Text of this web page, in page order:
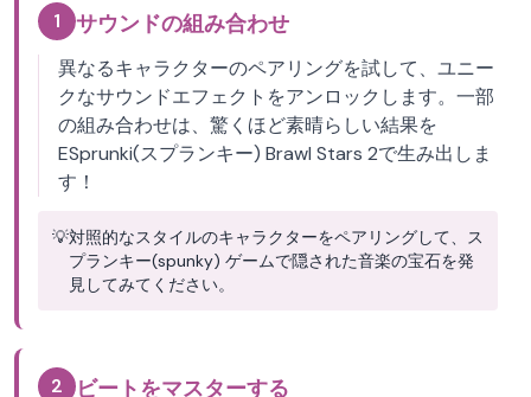
1 サウンドの組み合わせ
異なるキャラクターのペアリングを試して、ユニー
クなサウンドエフェクトをアンロックします。一部
の組み合わせは、驚くほど素晴らしい結果を
ESprunki(スプランキー) Brawl Stars 2で生み出しま
す！
💡対照的なスタイルのキャラクターをペアリングして、ス
プランキー(spunky) ゲームで隠された音楽の宝石を発
見してみてください。
2 ビートをマスターする